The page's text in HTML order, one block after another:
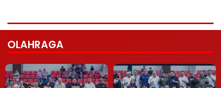
OLAHRAGA